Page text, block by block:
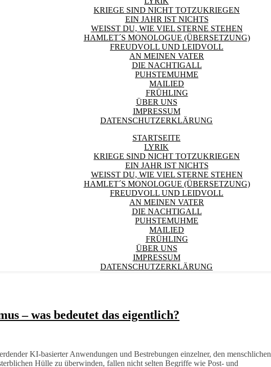
KRIEGE SIND NICHT TOTZUKRIEGEN
EIN JAHR IST NICHTS
WEISST DU, WIE VIEL STERNE STEHEN
HAMLET´S MONOLOGUE (ÜBERSETZUNG)
FREUDVOLL UND LEIDVOLL
AN MEINEN VATER
DIE NACHTIGALL
PUHSTEMUHME
MAILIED
FRÜHLING
ÜBER UNS
IMPRESSUM
DATENSCHUTZERKLÄRUNG
STARTSEITE
LYRIK
KRIEGE SIND NICHT TOTZUKRIEGEN
EIN JAHR IST NICHTS
WEISST DU, WIE VIEL STERNE STEHEN
HAMLET´S MONOLOGUE (ÜBERSETZUNG)
FREUDVOLL UND LEIDVOLL
AN MEINEN VATER
DIE NACHTIGALL
PUHSTEMUHME
MAILIED
FRÜHLING
ÜBER UNS
IMPRESSUM
DATENSCHUTZERKLÄRUNG
– was bedeutet das eigentlich?
KI-basierter Anwendungen und Bestrebungen einzelner, den menschlichen
Hülle zu überwinden, fallen nicht selten Begriffe wie Post- und